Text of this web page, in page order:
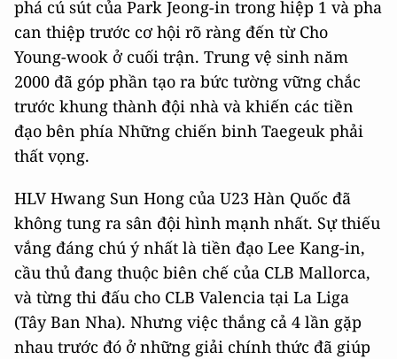
phá cú sút của Park Jeong-in trong hiệp 1 và pha
can thiệp trước cơ hội rõ ràng đến từ Cho
Young-wook ở cuối trận. Trung vệ sinh năm
2000 đã góp phần tạo ra bức tường vững chắc
trước khung thành đội nhà và khiến các tiền
đạo bên phía Những chiến binh Taegeuk phải
thất vọng.
HLV Hwang Sun Hong của U23 Hàn Quốc đã
không tung ra sân đội hình mạnh nhất. Sự thiếu
vắng đáng chú ý nhất là tiền đạo Lee Kang-in,
cầu thủ đang thuộc biên chế của CLB Mallorca,
và từng thi đấu cho CLB Valencia tại La Liga
(Tây Ban Nha). Nhưng việc thắng cả 4 lần gặp
nhau trước đó ở những giải chính thức đã giúp